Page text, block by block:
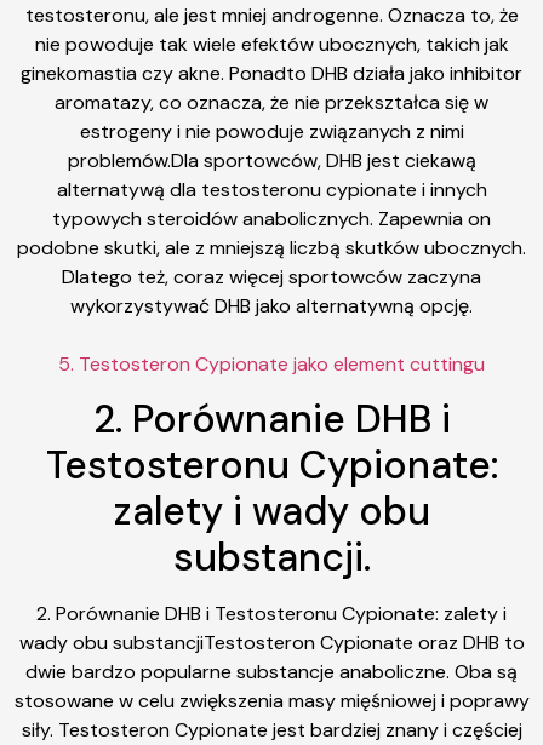
testosteronu, ale jest mniej androgenne. Oznacza to, że
nie powoduje tak wiele efektów ubocznych, takich jak
ginekomastia czy akne. Ponadto DHB działa jako inhibitor
aromatazy, co oznacza, że nie przekształca się w
estrogeny i nie powoduje związanych z nimi
problemów.Dla sportowców, DHB jest ciekawą
alternatywą dla testosteronu cypionate i innych
typowych steroidów anabolicznych. Zapewnia on
podobne skutki, ale z mniejszą liczbą skutków ubocznych.
Dlatego też, coraz więcej sportowców zaczyna
wykorzystywać DHB jako alternatywną opcję.
5. Testosteron Cypionate jako element cuttingu
2. Porównanie DHB i
Testosteronu Cypionate:
zalety i wady obu
substancji.
2. Porównanie DHB i Testosteronu Cypionate: zalety i
wady obu substancjiTestosteron Cypionate oraz DHB to
dwie bardzo popularne substancje anaboliczne. Oba są
stosowane w celu zwiększenia masy mięśniowej i poprawy
siły. Testosteron Cypionate jest bardziej znany i częściej